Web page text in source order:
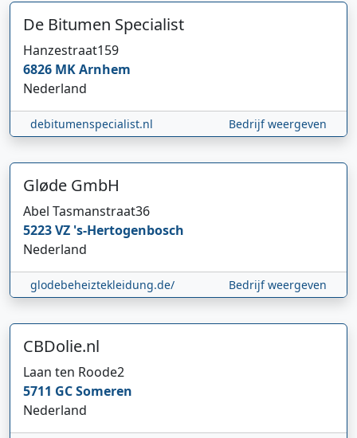
De Bitumen Specialist
Hanzestraat159
6826 MKArnhem
Nederland
debitumenspecialist.nl Bedrijf weergeven
Gløde GmbH
Abel Tasmanstraat36
5223 VZ 's-Hertogenbosch
Nederland
glodebeheiztekleidung.de/ Bedrijf weergeven
CBDolie.nl
Laan ten Roode2
5711 GCSomeren
Nederland